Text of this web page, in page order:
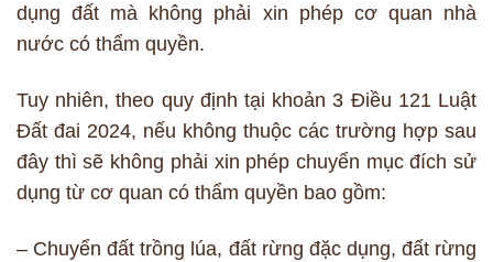
dụng đất mà không phải xin phép cơ quan nhà
nước có thẩm quyền.
Tuy nhiên, theo quy định tại khoản 3 Điều 121 Luật
Đất đai 2024, nếu không thuộc các trường hợp sau
đây thì sẽ không phải xin phép chuyển mục đích sử
dụng từ cơ quan có thẩm quyền bao gồm:
– Chuyển đất trồng lúa, đất rừng đặc dụng, đất rừng